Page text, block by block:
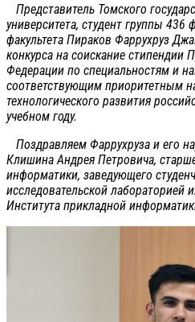
Представитель Томского
университета, студент группы 436
факультета Пираков Фаррухруз
конкурса на соискание стипендии
Федерации по специальностям и
соответствующим приоритетным
технологического развития
учебном году.
Поздравляем Фаррухруза и его
Клишина Андрея Петровича,
информатики, заведующего
исследовательской
Института прикладной